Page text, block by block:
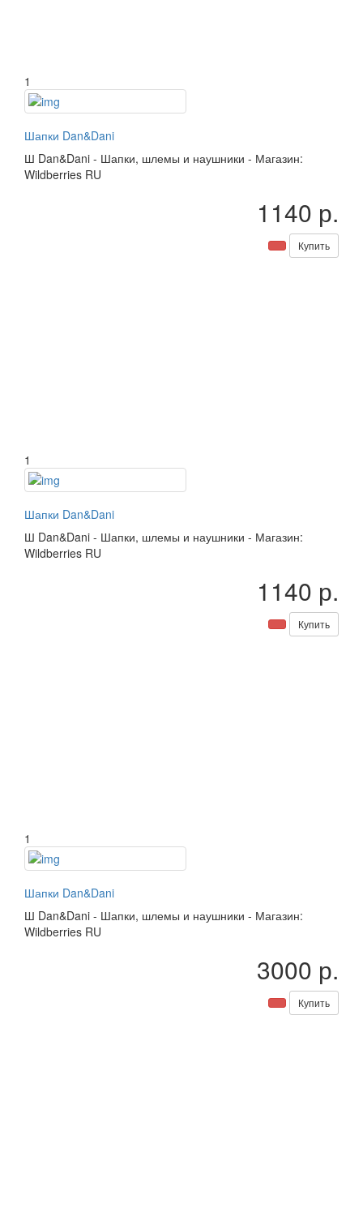
1
Шапки Dan&Dani
Ш Dan&Dani - Шапки, шлемы и наушники - Магазин:
Wildberries RU
1140 р.
Купить
1
Шапки Dan&Dani
Ш Dan&Dani - Шапки, шлемы и наушники - Магазин:
Wildberries RU
1140 р.
Купить
1
Шапки Dan&Dani
Ш Dan&Dani - Шапки, шлемы и наушники - Магазин:
Wildberries RU
3000 р.
Купить